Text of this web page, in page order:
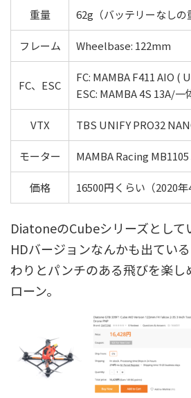
重量 62g（バッテリーなしの
フレーム Wheelbase: 122mm
FC、ESC
FC: MAMBA F411 AIO (
ESC: MAMBA 4S 13A/一
VTX TBS UNIFY PRO32
モーター MAMBA Racing MB1105
価格 16500円くらい（2020
DiatoneのCubeシリーズとして
HDバージョンなんかも出ている
わりとパンチのある飛びを楽し
ローン。